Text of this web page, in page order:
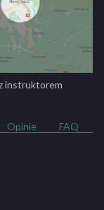
instruktorem
Opinie FAQ